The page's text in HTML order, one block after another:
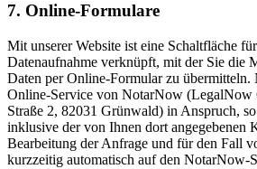
7. Online-Formulare
Mit unserer Website ist eine Schaltfläche
Datenaufnahme verknüpft, mit der Sie die
Daten per Online-Formular zu übermitteln.
Online-Service von NotarNow (LegalNow
Straße 2, 82031 Grünwald) in Anspruch,
inklusive der von Ihnen dort angegebenen
Bearbeitung der Anfrage und für den Fall
kurzzeitig automatisch auf den NotarNow-